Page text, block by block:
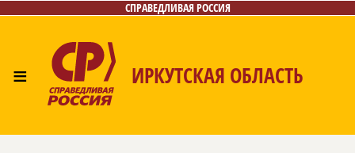
СПРАВЕДЛИВАЯ РОССИЯ
≡ ИРКУТСКАЯ ОБЛАСТЬ